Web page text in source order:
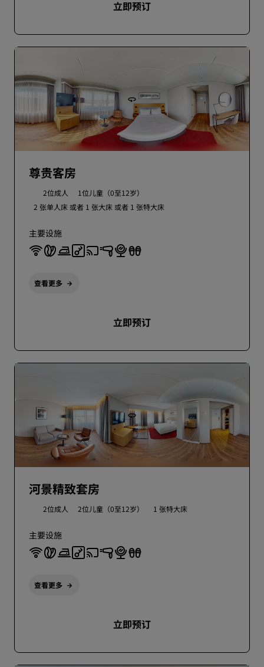
立即预订
尊贵客房
2位成人
1位儿童（0至12岁）
2 张单人床 或者 1 张大床 或者 1 张特大床
主要设施
查看更多
立即预订
河景精致套房
2位成人 2位儿童（0至12岁） 1 张特大床
主要设施
查看更多
立即预订